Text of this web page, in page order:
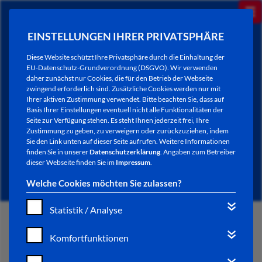
EINSTELLUNGEN IHRER PRIVATSPHÄRE
Diese Website schützt Ihre Privatsphäre durch die Einhaltung der
EU-Datenschutz-Grundverordnung (DSGVO). Wir verwenden
daher zunächst nur Cookies, die für den Betrieb der Webseite
zwingend erforderlich sind. Zusätzliche Cookies werden nur mit
Ihrer aktiven Zustimmung verwendet. Bitte beachten Sie, dass auf
Basis Ihrer Einstellungen eventuell nicht alle Funktionalitäten der
Seite zur Verfügung stehen. Es steht Ihnen jederzeit frei, Ihre
Zustimmung zu geben, zu verweigern oder zurückzuziehen, indem
Sie den Link unten auf dieser Seite aufrufen. Weitere Informationen
finden Sie in unsererDatenschutzerklärung. Angaben zum Betreiber
dieser Webseite finden Sie im Impressum.
Welche Cookies möchten Sie zulassen?
Statistik / Analyse
Komfortfunktionen
NEWSLETTER / CITY LETTER
START